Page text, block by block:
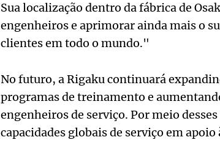
Sua localização dentro da fábrica de
engenheiros e aprimorar ainda mais o
clientes em todo o mundo."
No futuro, a Rigaku continuará
programas de treinamento e
engenheiros de serviço. Por meio
capacidades globais de serviço em